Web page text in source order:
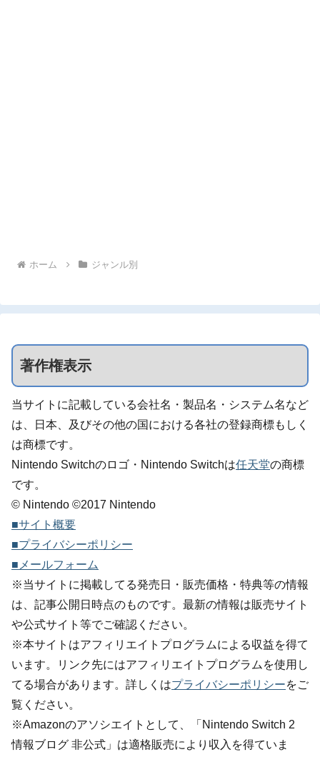
ホーム ジャンル別
著作権表示
当サイトに記載している会社名・製品名・システム名など
は、日本、及びその他の国における各社の登録商標もしく
は商標です。
Nintendo Switchのロゴ・Nintendo Switchは任天堂の商標
です。
© Nintendo ©2017 Nintendo
■サイト概要
■プライバシーポリシー
■メールフォーム
※当サイトに掲載してる発売日・販売価格・特典等の情報
は、記事公開日時点のものです。最新の情報は販売サイト
や公式サイト等でご確認ください。
※本サイトはアフィリエイトプログラムによる収益を得て
います。リンク先にはアフィリエイトプログラムを使用し
てる場合があります。詳しくはプライバシーポリシーをご
覧ください。
※Amazonのアソシエイトとして、「Nintendo Switch 2
情報ブログ 非公式」は適格販売により収入を得ていま